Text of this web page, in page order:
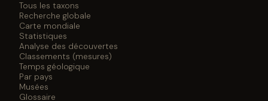
Tous les taxons
Recherche globale
Carte mondiale
Statistiques
Analyse des découvertes
Classements (mesures)
Temps géologique
Par pays
Musées
Glossaire